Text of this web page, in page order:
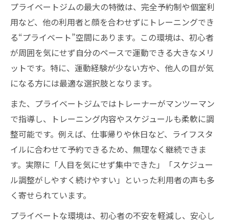
プライベートジムの最大の特徴は、完全予約制や個室利
用など、他の利用者と顔を合わせずにトレーニングでき
る“プライベート”空間にあります。この環境は、初心者
が周囲を気にせず自分のペースで運動できる大きなメリ
ットです。特に、運動経験が少ない方や、他人の目が気
になる方には最適な選択肢となります。
また、プライベートジムではトレーナーがマンツーマン
で指導し、トレーニング内容やスケジュールも柔軟に調
整可能です。例えば、仕事帰りや休日など、ライフスタ
イルに合わせて予約できるため、無理なく継続できま
す。実際に「人目を気にせず集中できた」「スケジュー
ル調整がしやすく続けやすい」といった利用者の声も多
く寄せられています。
プライベートな環境は、初心者の不安を軽減し、安心し